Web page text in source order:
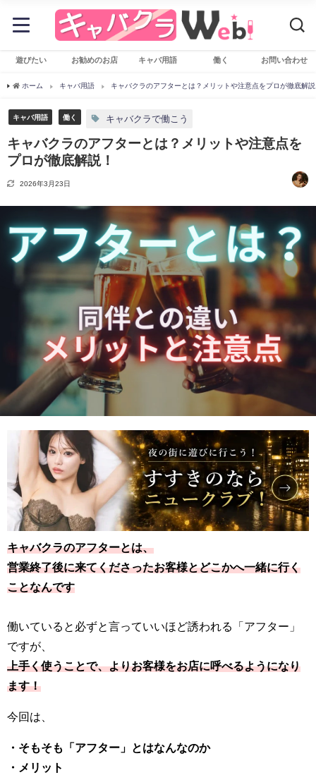
遊びたい お勧めのお店 キャバ用語 働く お問い合わせ
ホーム キャバ用語 キャバクラのアフターとは？メリットや注意点をプロが徹底解
キャバ用語 働く キャバクラで働こう
キャバクラのアフターとは？メリットや注意点を
プロが徹底解説！
2026年3月23日
キャバクラのアフターとは、
営業終了後に来てくださったお客様とどこかへ一緒に行く
ことなんです
働いていると必ずと言っていいほど誘われる「アフター」
ですが、
上手く使うことで、よりお客様をお店に呼べるようになり
ます！
今回は、
・そもそも「アフター」とはなんなのか
・メリット